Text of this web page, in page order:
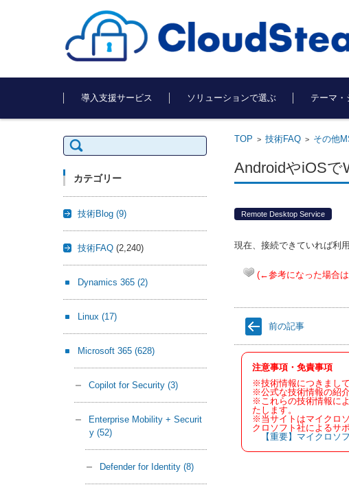
コンテンツに移動
導入支援サービス
ソリューションで選ぶ テーマ・
TOP > 技術FAQ> その他
AndroidやiOSで
Remote Desktop Service
現在、接続できていれば利
(←参考になった場合は
前の記事
注意事項・免責事項
※技術情報につきまし
※公式な技術情報の紹
※これらの技術情報に
たします。
※当サイトはマイクロ
クロソフト社によるサ
【重要】マイクロソ
検
索:
カテゴリー
技術Blog (9)
技術FAQ (2,240)
Dynamics 365 (2)
Linux (17)
Microsoft 365 (628)
Copilot for Security (3)
Enterprise Mobility + Securit
y (52)
Defender for Identity (8)